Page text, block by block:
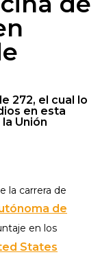
272, el cual lo
en esta
Unión
la carrera de
de
en los
States